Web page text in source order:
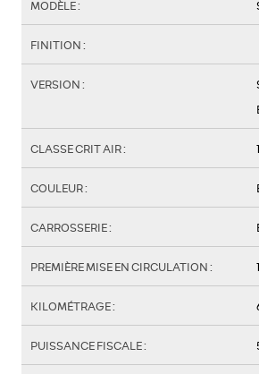
MODÈLE :
FINITION :
VERSION :
CLASSE CRIT AIR : 1
COULEUR :
CARROSSERIE :
PREMIÈRE MISE EN CIRCULATION :
KILOMÉTRAGE :
PUISSANCE FISCALE :